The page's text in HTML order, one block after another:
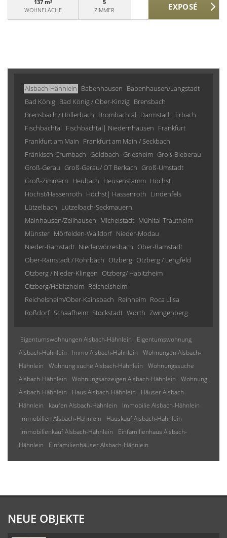
137 m²
WOHNFLÄCHE
5
ZIMMER
Alsbach-Hähnlein Babenhausen Babenhausen/Langstadt
Bad König Bad König / Ober-Kinzig Brensbach
Brensbach / Höllerbach Brombachtal Darmstadt Erbach
Fischbachtal Fischbachtal| Niedernhausen Frankfurt
Frankfurt am Main Frankfurt am Main / Seckbach
Fränkisch-Crumbach Goldbach Griesheim Groß-Bieberau
Groß-Gerau Groß-Gerau/ OT Berkach Groß-Umstadt
Groß-Zimmern Heubach Heusenstamm Höchst
Höchst/Hassenroth Höchst| Hassenroth Lindenfels
Lützelbach Lützelbach-Seckmauern
Mainhausen/Zellhausen Michelstadt Mühltal-Trautheim
Münster Mörfelden-Walldorf Nieder-Modau
Nieder-Ramstadt Niederwörresbach Ober-Ramstadt
Ober-Ramstadt / Rohrbach Otzberg Otzberg / Lengfeld
Otzberg / Nieder-Klingen Otzberg/ Habitzheim
Otzberg/Habitzheim Reichelsheim
Reichelsheim/Ober-Kainsbach Reinheim Roca Llisa
Roßdorf Schaafheim Stockstadt Wörth Zwingenberg
Eigentumswohnungen Alsbach-Hähnlein
Eigentumswohnung
Alsbach-Hähnlein
Immo Alsbach-Hähnlein
Wohnungen Alsbach-
Hähnlein
Wohnung suche Alsbach-Hähnlein
Wohnungssuche
Alsbach-Hähnlein
Wohnungsanzeigen Alsbach-Hähnlein
Wohnung
Alsbach-Hähnlein
Haus Alsbach-Hähnlein
Häuser Alsbach-
Hähnlein
kaufen Alsbach-Hähnlein
Immobilie Alsbach-Hähnlein
Immobilien Alsbach-Hähnlein
Hauskauf Alsbach-Hähnlein
Immobilienkauf Alsbach-Hähnlein
Einfamilienhaus Alsbach-
Hähnlein
Einfamilienhäuser Alsbach-Hähnlein
NEUE OBJEKTE